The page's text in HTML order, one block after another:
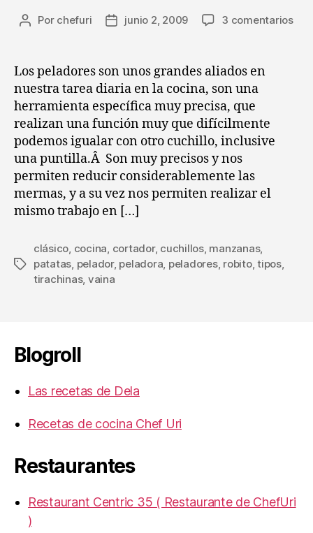
Autor
entrada
Por chefuri
Fecha
entrada
junio 2, 2009 3 comentariosen
Los peladores son unos grandes aliados en
nuestra tarea diaria en la cocina, son una
herramienta específica muy precisa, que
realizan una función muy que difícilmente
podemos igualar con otro cuchillo, inclusive
una puntilla.Â Son muy precisos y nos
permiten reducir considerablemente las
mermas, y a su vez nos permiten realizar el
mismo trabajo en […]
Etiquetas
clásico, cocina, cortador, cuchillos, manzanas,
patatas, pelador, peladora, peladores, robito,tipos,
tirachinas, vaina
Blogroll
Las recetas de Dela
Recetas de cocina Chef Uri
Restaurantes
Restaurant Centric 35 ( Restaurante de ChefUri
)